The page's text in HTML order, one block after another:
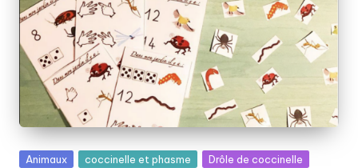
Posted
Animaux coccinelle et phasme
Drôle de coccinelle